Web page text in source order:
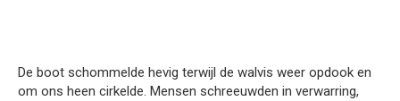
De boot schommelde hevig terwijl de walvis weer opdook en
om ons heen cirkelde. Mensen schreeuwden in verwarring,